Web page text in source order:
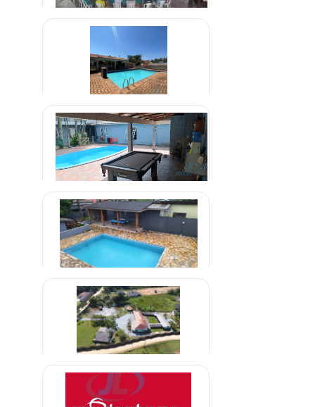
Aparecida de Goiânia
Clínica Para Dependentes
Alcoólatras em Uberaba Minas
Gerais
R$ 1.500,00
R$ 1.500,00
Clinica de Reabilitação de Drogas
em Brazlândia - DF
R$ 1.600,00
Clínica em Abadia de Goiás
R$ 1.500,00